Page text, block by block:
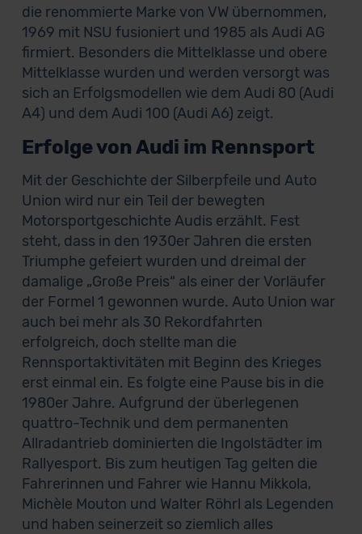
die renommierte Marke von VW übernommen,
1969 mit NSU fusioniert und 1985 als Audi AG
firmiert. Besonders die Mittelklasse und obere
Mittelklasse wurden und werden versorgt was
sich an Erfolgsmodellen wie dem Audi 80 (Audi
A4) und dem Audi 100 (Audi A6) zeigt.
Erfolge von Audi im Rennsport
Mit der Geschichte der Silberpfeile und Auto
Union wird nur ein Teil der bewegten
Motorsportgeschichte Audis erzählt. Fest
steht, dass in den 1930er Jahren die ersten
Triumphe gefeiert wurden und dreimal der
damalige „Große Preis“ als einer der Vorläufer
der Formel 1 gewonnen wurde. Auto Union war
auch bei mehr als 30 Rekordfahrten
erfolgreich, doch stellte man die
Rennsportaktivitäten mit Beginn des Krieges
erst einmal ein. Es folgte eine Pause bis in die
1980er Jahre. Aufgrund der überlegenen
quattro-Technik und dem permanenten
Allradantrieb dominierten die Ingolstädter im
Rallyesport. Bis zum heutigen Tag gelten die
Fahrerinnen und Fahrer wie Hannu Mikkola,
Michèle Mouton und Walter Röhrl als Legenden
und haben seinerzeit so ziemlich alles